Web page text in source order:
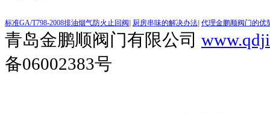
标准GA/T798-2008排油烟气防火止回阀| 厨房串味的解决办法| 代理金鹏顺阀门的优
青岛金鹏顺阀门有限公司
备06002383号